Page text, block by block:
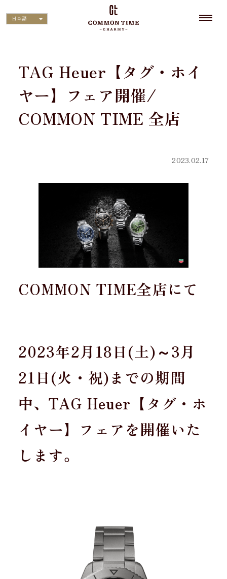
日本語
TAG Heuer【タグ・ホイ
ヤー】フェア開催/
COMMON TIME 全店
2023.02.17
COMMON TIME全店にて
2023年2月18日(土)～3月
21日(火・祝)までの期間
中、TAG Heuer【タグ・ホ
イヤー】フェアを開催いた
します。